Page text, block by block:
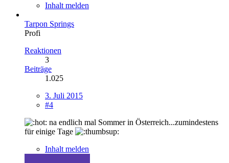
Inhalt melden
Tarpon Springs
Profi
Reaktionen
3
Beiträge
1.025
3. Juli 2015
#4
na endlich mal Sommer in Österreich...zumindestens
für einige Tage
Inhalt melden